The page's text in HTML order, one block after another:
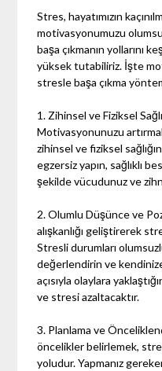
Stres, hayatımızın
motivasyonumuzu
başa çıkmanın yollarını
yüksek tutabiliriz. İşte
stresle başa çıkma
1. Zihinsel ve Fiziksel
Motivasyonunuzu
zihinsel ve fiziksel
egzersiz yapın, sağlıklı
şekilde vücudunuz ve
2. Olumlu Düşünce ve
alışkanlığı geliştirerek
Stresli durumları
değerlendirin ve
açısıyla olaylara
ve stresi azaltacaktır.
3. Planlama ve
öncelikler belirlemek,
yoludur. Yapmanız